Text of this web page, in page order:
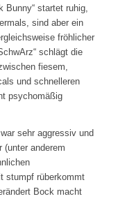
Bunny“ startet ruhig,
sind aber ein
fröhlicher
schlägt die
fiesem,
und schnelleren
psychomäßig
sehr aggressiv und
(unter anderem
stumpf rüberkommt
Bock macht